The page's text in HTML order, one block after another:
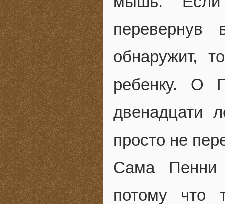
обнаружит,
ребенку. О
двенадцати
просто не
Сама Пенни
потому что